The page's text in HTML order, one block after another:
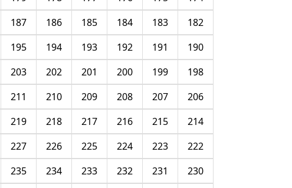
182
183
184
185
186
187
190
191
192
193
194
195
198
199
200
201
202
203
206
207
208
209
210
211
214
215
216
217
218
219
222
223
224
225
226
227
230
231
232
233
234
235